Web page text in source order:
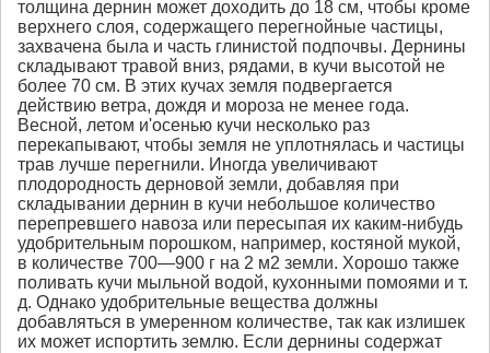
толщина дернин может доходить до 18 см, чтобы кроме
верхнего слоя, содержащего перегнойные частицы,
захвачена была и часть глинистой подпочвы. Дернины
складывают травой вниз, рядами, в кучи высотой не
более 70 см. В этих кучах земля подвергается
действию ветра, дождя и мороза не менее года.
Весной, летом и'осенью кучи несколько раз
перекапывают, чтобы земля не уплотнялась и частицы
трав лучше перегнили. Иногда увеличивают
плодородность дерновой земли, добавляя при
складывании дернин в кучи небольшое количество
перепревшего навоза или пересыпая их каким-нибудь
удобрительным порошком, например, костяной мукой,
в количестве 700—900 г на 2 м2 земли. Хорошо также
поливать кучи мыльной водой, кухонными помоями и т.
д. Однако удобрительные вещества должны
добавляться в умеренном количестве, так как излишек
их может испортить землю. Если дернины содержат